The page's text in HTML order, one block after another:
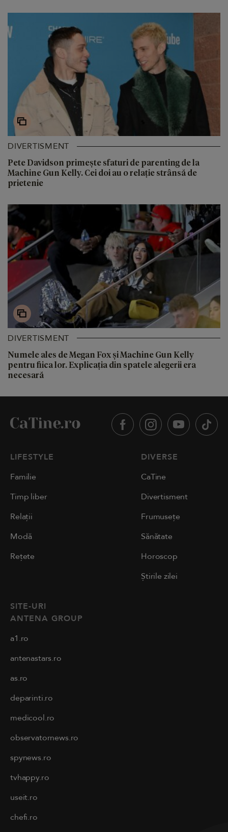
DIVERTISMENT
Pete Davidson primește sfaturi de parenting de la
Machine Gun Kelly. Cei doi au o relație strânsă de
prietenie
DIVERTISMENT
Numele ales de Megan Fox și Machine Gun Kelly
pentru fiica lor. Explicația din spatele alegerii era
necesară
LIFESTYLE
Familie
Timp liber
Relații
Modă
Rețete
DIVERSE
CaTine
Divertisment
Frumusețe
Sănătate
Horoscop
Știrile zilei
SITE-URI
ANTENA GROUP
a1.ro
antenastars.ro
as.ro
deparinti.ro
medicool.ro
observatornews.ro
spynews.ro
tvhappy.ro
useit.ro
chefi.ro